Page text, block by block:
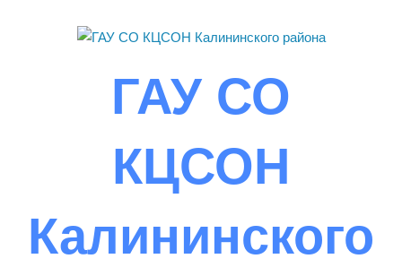
ГАУ СО
КЦСОН
Калининского